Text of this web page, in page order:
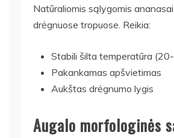
Natūraliomis sąlygomis
drėgnuose tropuose. Reikia:
Stabili šilta temperatūra
Pakankamas apšvietimas
Aukštas drėgnumo lygis
Augalo morfologinės